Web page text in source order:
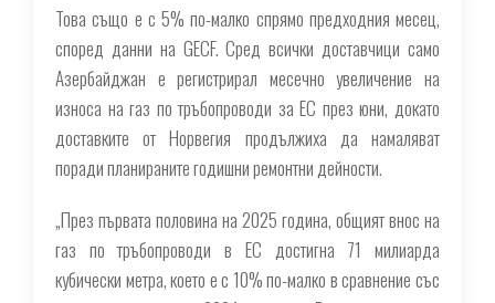
Това също е с 5% по-малко спрямо предходния месец,
според данни на GECF. Сред всички доставчици само
Азербайджан е регистрирал месечно увеличение на
износа на газ по тръбопроводи за ЕС през юни, докато
доставките от Норвегия продължиха да намаляват
поради планираните годишни ремонтни дейности.
„През първата половина на 2025 година, общият внос на
газ по тръбопроводи в ЕС достигна 71 милиарда
кубически метра, което е с 10% по-малко в сравнение със